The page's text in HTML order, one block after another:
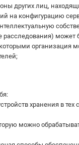
других лиц,
на конфигурацию
расследования)
организация
хранения в
можно